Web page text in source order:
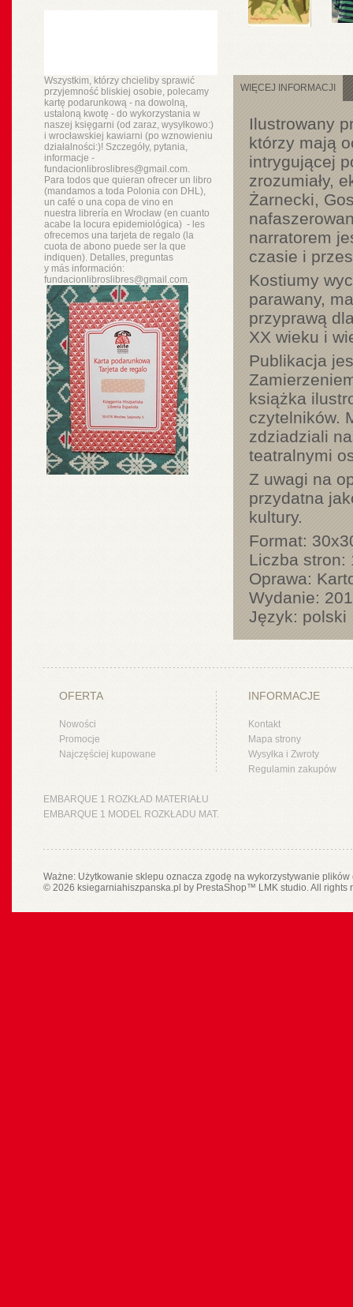
Wszystkim, którzy chcieliby sprawić
przyjemność bliskiej osobie, polecamy
kartę podarunkową - na dowolną,
ustaloną kwotę - do wykorzystania w
naszej księgarni (od zaraz, wysyłkowo:)
i wrocławskiej kawiarni (po wznowieniu
działalności:)! Szczegóły, pytania,
informacje -
fundacionlibroslibres@gmail.com.
Para todos que quieran ofrecer un libro
(mandamos a toda Polonia con DHL),
un café o una copa de vino en
nuestra libreríaen Wrocław (en cuanto
acabe la locura epidemiológica) - les
ofrecemos una tarjeta de regalo (la
cuota de abono puede ser la que
indiquen). Detalles, preguntas
y másinformación:
fundacionlibroslibres@gmail.com.
WIĘCEJ INFORMACJI
Ilustrowany
którzy mają
intrygującej
zrozumiały,
Żarnecki,
narratorem
czasie i
Kostiumy
parawany,
przyprawą
XX wieku i
Publikacja
książka
czytelników.
zdziadziali
teatralnymi
Z uwagi na
przydatna
kultury.
Format:
Liczba stron:
Oprawa:
Wydanie:
Język: polski
OFERTA
Nowości
Promocje
Najczęściej kupowane
INFORMACJE
Kontakt
Mapa strony
Wysyłka i Zwroty
Regulamin zakupów
EMBARQUE 1 ROZKŁAD MATERIAŁU
EMBARQUE 1 MODEL ROZKŁADU MAT.
Ważne: Użytkowanie sklepu oznacza zgodę na wykorzystywanie
© 2026 ksiegarniahiszpanska.pl by PrestaShop™ LMK studio. All rights